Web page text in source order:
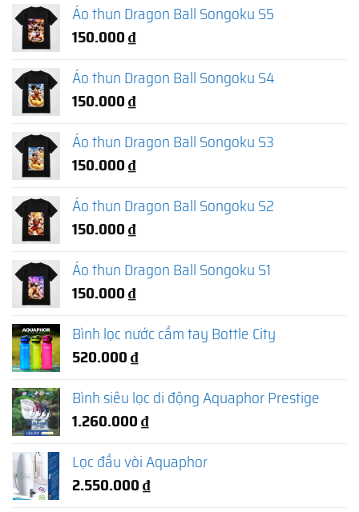
Áo thun Dragon Ball Songoku S5
150.000₫
Áo thun Dragon Ball Songoku S4
150.000₫
Áo thun Dragon Ball Songoku S3
150.000₫
Áo thun Dragon Ball Songoku S2
150.000₫
Áo thun Dragon Ball Songoku S1
150.000₫
Bình lọc nước cầm tay Bottle City
520.000₫
Bình siêu lọc di động Aquaphor Prestige
1.260.000₫
Lọc đầu vòi Aquaphor
2.550.000₫